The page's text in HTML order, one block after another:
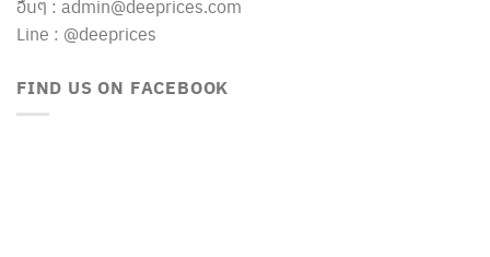
อื่นๆ : admin@deeprices.com
Line : @deeprices
FIND US ON FACEBOOK